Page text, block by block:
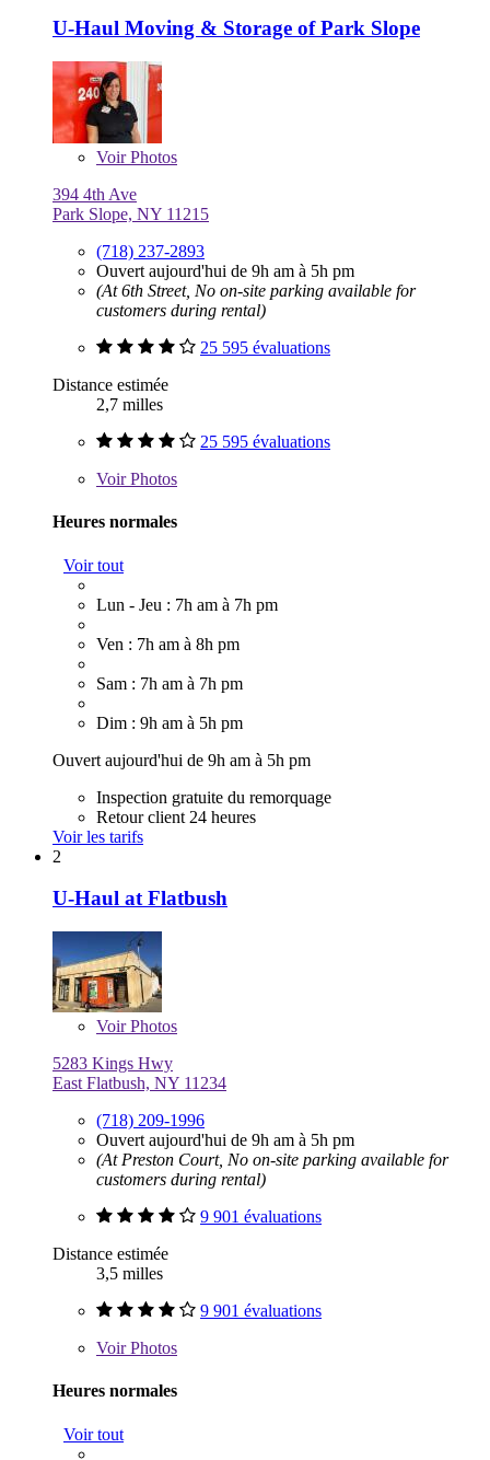
U-Haul Moving & Storage of Park Slope
VoirPhotos
394 4th Ave
Park Slope, NY 11215
(718) 237-2893
Ouvert aujourd'hui de 9h am à 5h pm
(At 6th Street, No on-site parking available for
customers during rental)
25 595 évaluations
Distance estimée
2,7 milles
25 595 évaluations
VoirPhotos
Heures normales
Voir tout
Lun - Jeu : 7h am à 7h pm
Ven : 7h am à 8h pm
Sam : 7h am à 7h pm
Dim : 9h am à 5h pm
Ouvert aujourd'hui de 9h am à 5h pm
Inspection gratuite du remorquage
Retour client 24 heures
Voir les tarifs
2
U-Haul at Flatbush
VoirPhotos
5283 Kings Hwy
East Flatbush, NY 11234
(718) 209-1996
Ouvert aujourd'hui de 9h am à 5h pm
(At Preston Court, No on-site parking available for
customers during rental)
9 901 évaluations
Distance estimée
3,5 milles
9 901 évaluations
VoirPhotos
Heures normales
Voir tout